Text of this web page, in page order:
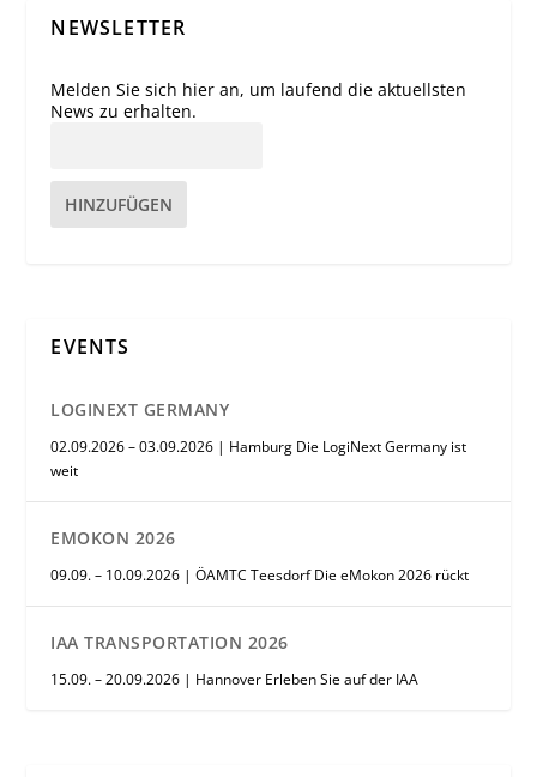
NEWSLETTER
Melden Sie sich hier an, um laufend die aktuellsten
News zu erhalten.
HINZUFÜGEN
EVENTS
LOGINEXT GERMANY
02.09.2026 – 03.09.2026 | Hamburg Die LogiNext Germany ist
weit
EMOKON 2026
09.09. – 10.09.2026 | ÖAMTC Teesdorf Die eMokon 2026 rückt
IAA TRANSPORTATION 2026
15.09. – 20.09.2026 | Hannover Erleben Sie auf der IAA